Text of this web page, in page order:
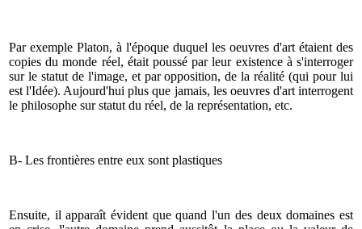
Par exemple Platon, à l'époque duquel les oeuvres d'art étaient des
copies du monde réel, était poussé par leur existence à s'interroger
sur le statut de l'image, et par opposition, de la réalité (qui pour lui
est l'Idée). Aujourd'hui plus que jamais, les oeuvres d'art interrogent
le philosophe sur statut du réel, de la représentation, etc.
B- Les frontières entre eux sont plastiques
Ensuite, il apparaît évident que quand l'un des deux domaines est